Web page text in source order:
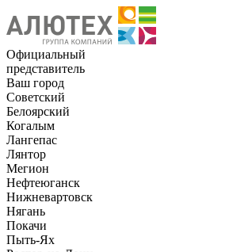
Официальный
представитель
Ваш город
Советский
Белоярский
Когалым
Лангепас
Лянтор
Мегион
Нефтеюганск
Нижневартовск
Нягань
Покачи
Пыть-Ях